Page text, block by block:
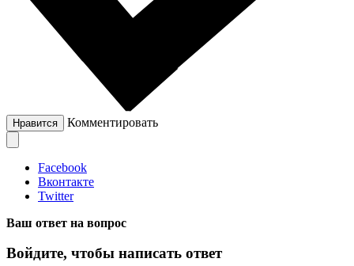
Нравится Комментировать
Facebook
Вконтакте
Twitter
Ваш ответ на вопрос
Войдите, чтобы написать ответ